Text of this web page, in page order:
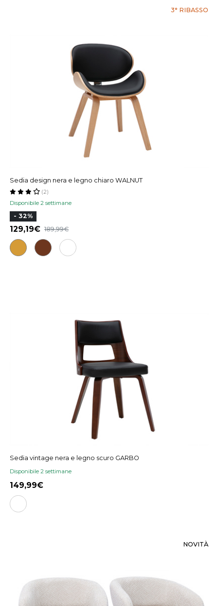
3° RIBASSO
Sedia design nera e legno chiaro WALNUT
Disponibile 2 settimane
(2)
- 32%
129,19 189,99
Sedia vintage nera e legno scuro GARBO
Disponibile 2 settimane
149,99
NOVITÀ